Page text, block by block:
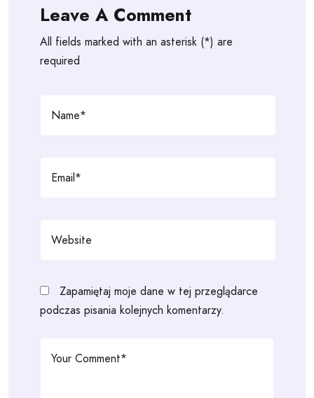
Leave A Comment
All fields marked with an asterisk (*) are
required
Zapamiętaj moje dane w tej przeglądarce
podczas pisania kolejnych komentarzy.